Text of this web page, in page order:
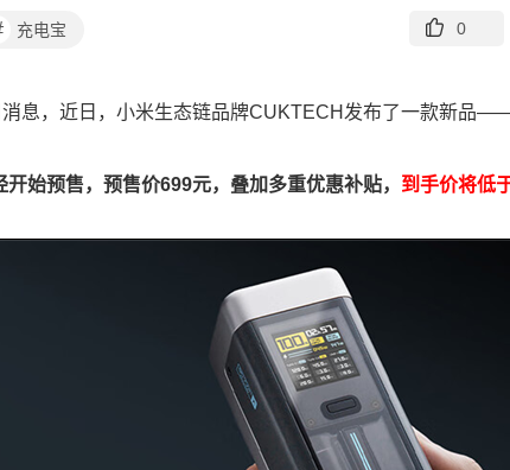
充电宝 0
息，近日，小米生态链品牌CUKTECH发布了一款新品
开始预售，预售价699元，叠加多重优惠补贴， 到手价将低